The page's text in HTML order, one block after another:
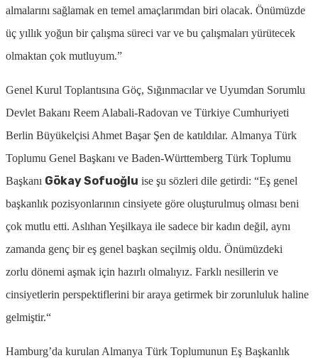
almalarını sağlamak en temel amaçlarımdan biri olacak. Önümüzde
üç yıllık yoğun bir çalışma süreci var ve bu çalışmaları yürütecek
olmaktan çok mutluyum.”
Genel Kurul Toplantısına Göç, Sığınmacılar ve Uyumdan Sorumlu
Devlet Bakanı Reem Alabali-Radovan ve Türkiye Cumhuriyeti
Berlin Büyükelçisi Ahmet Başar Şen de katıldılar. Almanya Türk
Toplumu Genel Başkanı ve Baden-Württemberg Türk Toplumu
Başkanı Gökay Sofuoğlu ise şu sözleri dile getirdi: “Eş genel
başkanlık pozisyonlarının cinsiyete göre oluşturulmuş olması beni
çok mutlu etti. Aslıhan Yeşilkaya ile sadece bir kadın değil, aynı
zamanda genç bir eş genel başkan seçilmiş oldu. Önümüzdeki
zorlu dönemi aşmak için hazırlı olmalıyız. Farklı nesillerin ve
cinsiyetlerin perspektiflerini bir araya getirmek bir zorunluluk haline
gelmiştir.“
Hamburg’da kurulan Almanya Türk Toplumunun Eş Başkanlık